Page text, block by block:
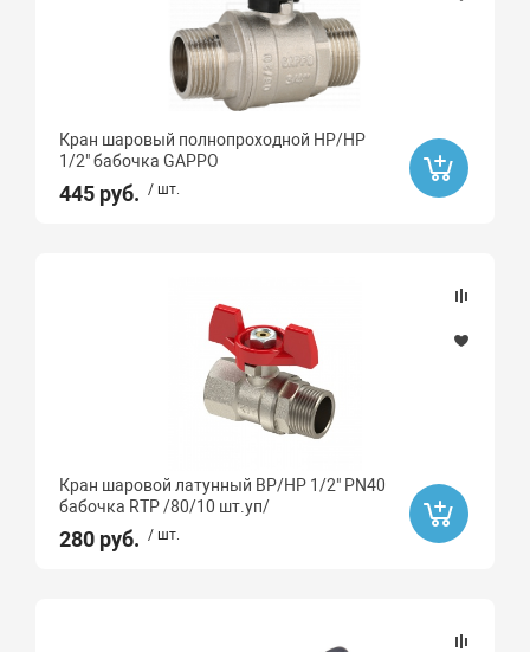
Кран шаровый полнопроходной НР/НР
1/2" бабочка GAPPO
445 руб. / шт.
Кран шаровой латунный ВР/НР 1/2" PN40
бабочка RTP /80/10 шт.уп/
280 руб. / шт.